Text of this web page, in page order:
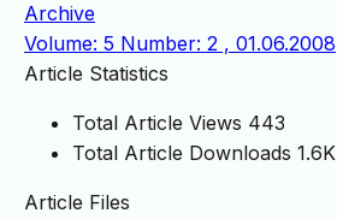
Archive
Volume: 5 Number: 2 , 01.06.2008
Article Statistics
Total Article Views 443
Total Article Downloads 1.6K
Article Files